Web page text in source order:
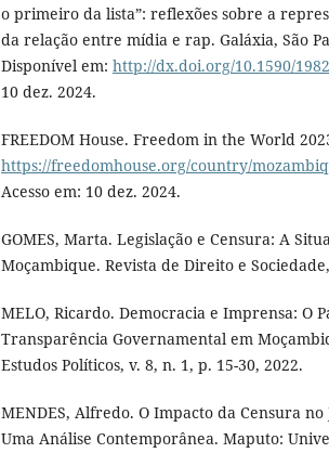
o primeiro da lista”: reflexões sobre a
da relação entre mídia e rap. Galáxia, São
Disponível em: http://dx.doi.org/10.1590/
10 dez. 2024.
FREEDOM House. Freedom in the World
https://freedomhouse.org/country/
Acesso em: 10 dez. 2024.
GOMES, Marta. Legislação e Censura: A
Moçambique. Revista de Direito e
MELO, Ricardo. Democracia e Imprensa: O
Transparência Governamental em
Estudos Políticos, v. 8, n. 1, p. 15-30, 2022.
MENDES, Alfredo. O Impacto da Censura
Uma Análise Contemporânea. Maputo: